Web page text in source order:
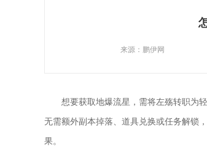
来源： 鹏伊网
想要获取地爆流星，需将左殇转职为
无需额外副本掉落、道具兑换或任务解锁
果。